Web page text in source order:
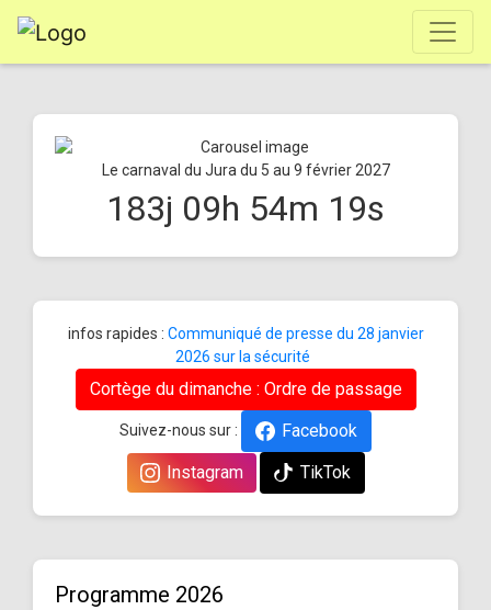
Le carnaval du Jura du 5 au 9 février 2027
183j 09h 54m 19s
infos rapides : Communiqué de presse du 28 janvier
2026 sur la sécurité
Cortège du dimanche : Ordre de passage
Suivez-nous sur :
Facebook
Instagram
TikTok
Programme 2026